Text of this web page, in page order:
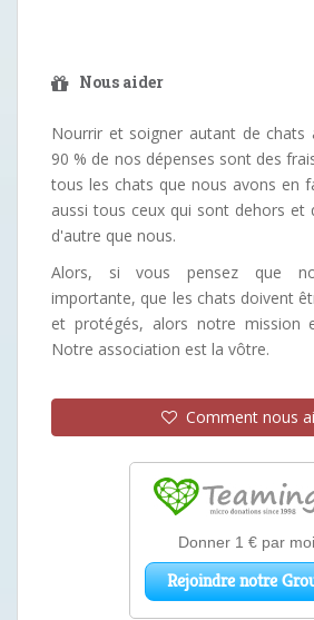
Nous aider
Nourrir et soigner autant de chats
90 % de nos dépenses sont des
tous les chats que nous avons en
aussi tous ceux qui sont dehors et
d'autre que nous.
Alors, si vous pensez que
importante, que les chats doivent
et protégés, alors notre mission
Notre association est la vôtre.
Comment nous